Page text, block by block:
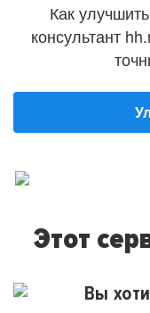
Как
консультант
Этот
Вы